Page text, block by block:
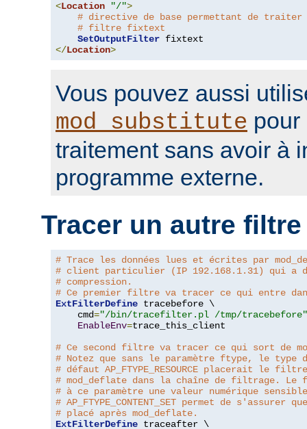
<Location "/">
# directive de base permettant de
# filtre fixtext
SetOutputFilter
</Location>
Vous pouvez aussi
mod_substitute pour
traitement sans avoir à
programme externe.
Tracer un autre filtre
# Trace les données lues et écrites par
# client particulier (IP 192.168.1.31) qui a
# compression.
# Ce premier filtre va tracer ce qui entre
ExtFilterDefine tracebefore \
    cmd
="/bin/tracefilter.pl /tmp/tracebefore"
EnableEnv=trace_this_client
# Ce second filtre va tracer ce qui sort de
# Notez que sans le paramètre ftype, le
# défaut AP_FTYPE_RESOURCE placerait le
# mod_deflate dans la chaîne de filtrage.
# à ce paramètre une valeur numérique
# AP_FTYPE_CONTENT_SET permet de
# placé après mod_deflate.
ExtFilterDefine traceafter \